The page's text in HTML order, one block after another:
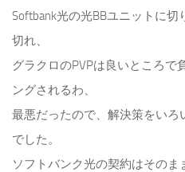
Softbank光の光BBユニットに
切れ、
グラクロのPVPは良いところで
ングされるわ、
最悪だったので、解決策をいろ
でした。
ソフトバンク光の契約はそのま